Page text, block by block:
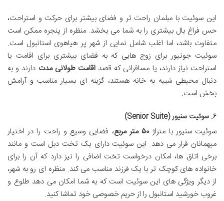
این سوئیت با مبلمان راحت تر و فضای بیشتر برای حرکت و استراحت،
حس فراغ بال بیشتری را به شما می بخشد. منظره از پنجره ممکن است
متفاوت باشد، اما اغلب شامل نمایی از شهر پر هیاهوی استانبول است.
سوئیت جونیور برای زوج هایی که به فضای بیشتری برای اقامت یا
استراحت نیاز دارند، یا مسافرانی که قصداقامت طولانی مدت دارند و به
دنبال محیطی شبیه به خانه هستند، گزینه ای بسیار مناسب و آرامش
بخش است.
۶. سوئیت سنیور (Senior Suite)
سوئیت سنیور با متراژ ۵۰ متر مربع
، فضایی وسیع و راحت را در اختیار
میهمانان قرار می دهد. این سوئیت دارای یک تخت دبل است و مانند
برخی اتاق ها، امکان درخواست تخت اضافی را نیز دارد که آن را برای
خانواده های کوچک تر با یک فرزند مناسب می کند. منظره ای رو به شهر،
از دیگر ویژگی های این سوئیت است که به شما امکان می دهد طلوع و
غروب خورشید استانبول را از حریم خصوصی خود تماشا کنید.